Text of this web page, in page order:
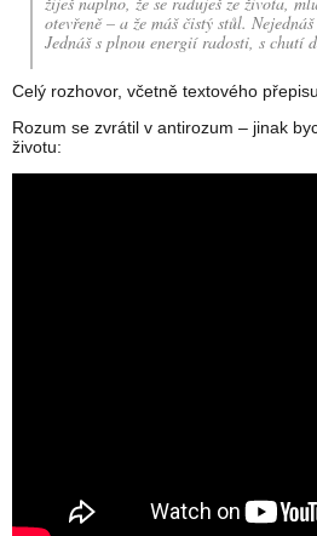
otevřeně – a že máš čistý stůl.
Jednáš s plnou energií radosti, s chutí
Celý rozhovor, včetně textového
Rozum se zvrátil v antirozum – jinak
životu: